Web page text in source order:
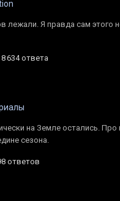
лежали. Я правда сам этого
634 ответа
на Земле остались.
сезона.
ответов